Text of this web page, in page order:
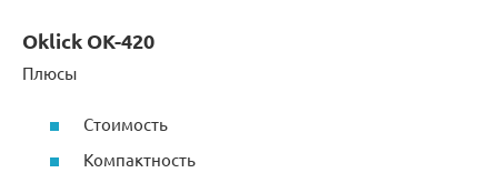
Oklick OK-420
Плюсы
Стоимость
Компактность